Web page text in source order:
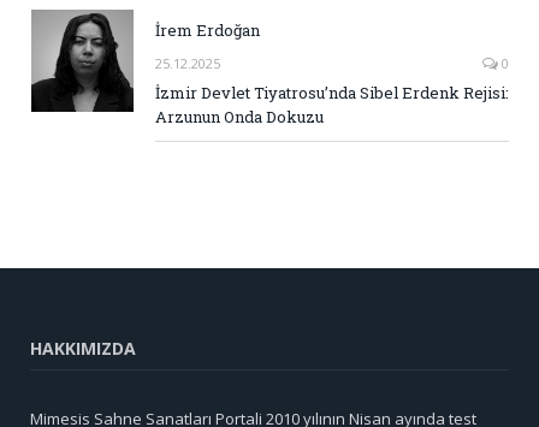
İrem Erdoğan
25.12.2025 0
İzmir Devlet Tiyatrosu’nda Sibel Erdenk Rejisi:
Arzunun Onda Dokuzu
HAKKIMIZDA
Mimesis Sahne Sanatları Portali 2010 yılının Nisan ayında test